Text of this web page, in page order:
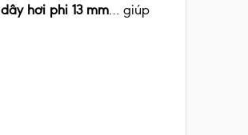
dây hơi phi 13 mm… giúp